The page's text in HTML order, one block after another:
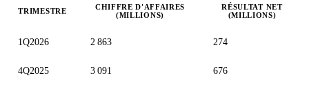
TRIMESTRE
CHIFFRE D'AFFAIRES
(MILLIONS)
RÉSULTAT NET
(MILLIONS)
1Q2026 2 863 274
4Q2025 3 091 676